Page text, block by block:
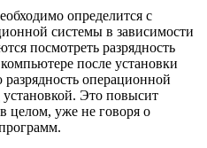
определится с
системы в зависимости
посмотреть разрядность
после установки
операционной
Это повысит
целом, уже не говоря о